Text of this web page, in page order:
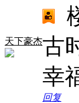
天下豪杰古
幸
回复